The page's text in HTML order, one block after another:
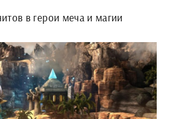
в герои меча и магии